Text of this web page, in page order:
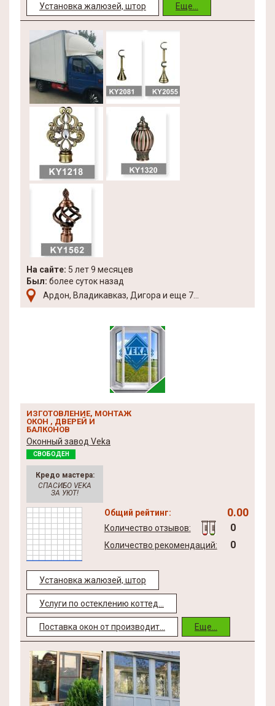
Установка жалюзей, штор Еще...
На сайте: 5 лет 9 месяцев
Был: более суток назад
Ардон, Владикавказ, Дигора и еще 7...
ИЗГОТОВЛЕНИЕ, МОНТАЖ
ОКОН , ДВЕРЕЙ И
БАЛКОНОВ
Оконный завод Veka
СВОБОДЕН
Кредо мастера:
СПАСИБО VEKA
ЗА УЮТ!
Общий рейтинг: 0.00
Количество отзывов: 0
Количество рекомендаций: 0
Установка жалюзей, штор
Услуги по остеклению коттед...
Поставка окон от производит... Еще...